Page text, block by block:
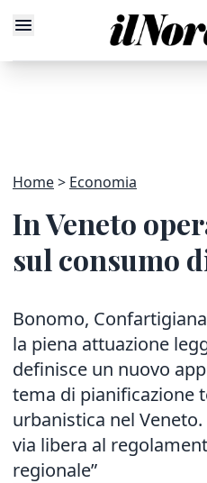
Home Economia
In Veneto
sul consumo
Bonomo,
la piena attuazione
definisce un nuovo
tema di pianificazione
urbanistica nel
via libera al
regionale”